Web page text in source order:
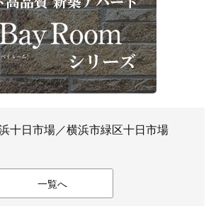
十日市場／横浜市緑区十日市場
一覧へ